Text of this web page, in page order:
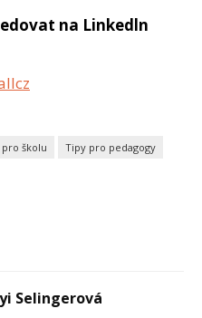
na Linkedln
školu Tipy pro pedagogy
Selingerová